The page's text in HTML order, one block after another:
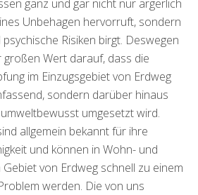
ganz und gar nicht nur ärgerlich
Unbehagen hervorruft, sondern
Risiken birgt. Deswegen
großen Wert darauf, dass die
im Einzugsgebiet von Erdweg
sondern darüber hinaus
umgesetzt wird.
allgemein bekannt für ihre
und können in Wohn- und
von Erdweg schnell zu einem
werden. Die von uns